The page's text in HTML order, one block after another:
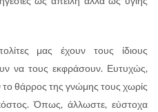
μας έχουν τους ίδιους
να τους εκφράσουν. Ευτυχώς,
το θάρρος της γνώμης τους χωρίς
Όπως, άλλωστε, εύστοχα